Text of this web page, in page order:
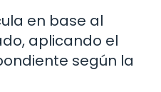
en base al
aplicando el
según la